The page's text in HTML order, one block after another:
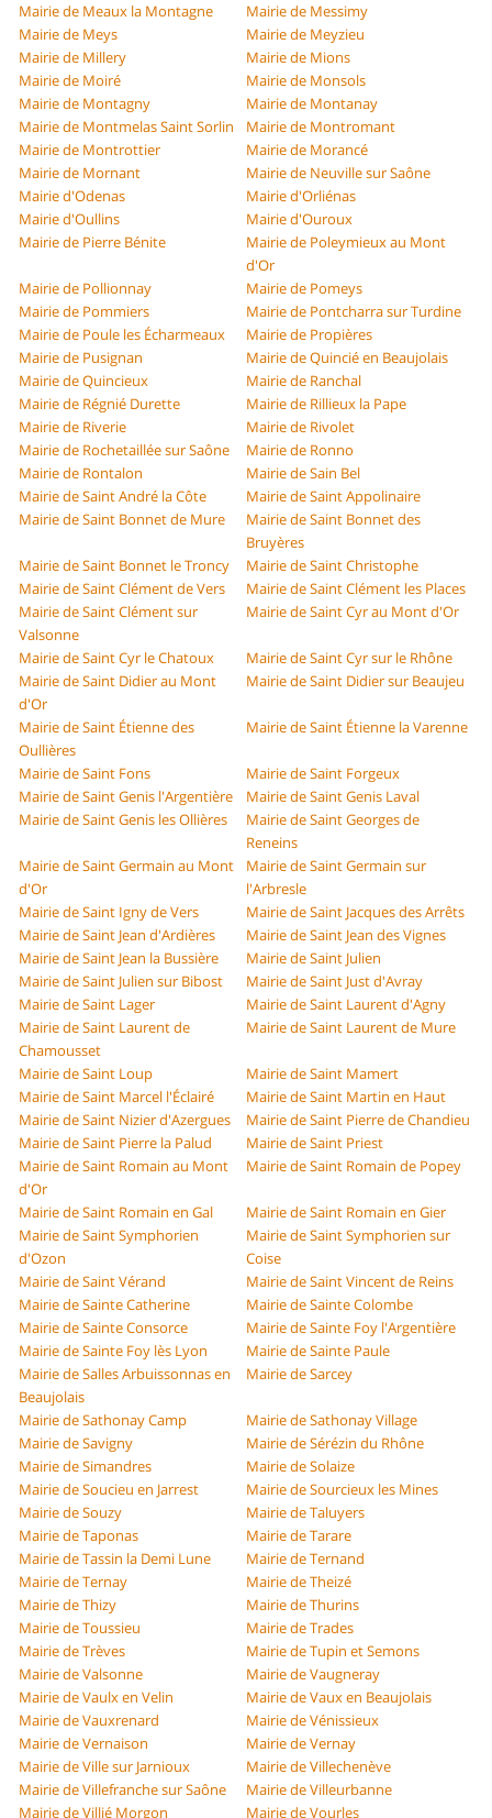
Mairie de Meaux la Montagne
Mairie de Messimy
Mairie de Meys
Mairie de Meyzieu
Mairie de Millery
Mairie de Mions
Mairie de Moiré
Mairie de Monsols
Mairie de Montagny
Mairie de Montanay
Mairie de Montmelas Saint Sorlin
Mairie de Montromant
Mairie de Montrottier
Mairie de Morancé
Mairie de Mornant
Mairie de Neuville sur Saône
Mairie d'Odenas
Mairie d'Orliénas
Mairie d'Oullins
Mairie d'Ouroux
Mairie de Pierre Bénite
Mairie de Poleymieux au Mont
d'Or
Mairie de Pollionnay
Mairie de Pomeys
Mairie de Pommiers
Mairie de Pontcharra sur Turdine
Mairie de Poule les Écharmeaux
Mairie de Propières
Mairie de Pusignan
Mairie de Quincié en Beaujolais
Mairie de Quincieux
Mairie de Ranchal
Mairie de Régnié Durette
Mairie de Rillieux la Pape
Mairie de Riverie
Mairie de Rivolet
Mairie de Rochetaillée sur Saône
Mairie de Ronno
Mairie de Rontalon
Mairie de Sain Bel
Mairie de Saint André la Côte
Mairie de Saint Appolinaire
Mairie de Saint Bonnet de Mure
Mairie de Saint Bonnet des
Bruyères
Mairie de Saint Bonnet le Troncy
Mairie de Saint Christophe
Mairie de Saint Clément de Vers
Mairie de Saint Clément les Places
Mairie de Saint Clément sur
Valsonne
Mairie de Saint Cyr au Mont d'Or
Mairie de Saint Cyr le Chatoux
Mairie de Saint Cyr sur le Rhône
Mairie de Saint Didier au Mont
d'Or
Mairie de Saint Didier sur Beaujeu
Mairie de Saint Étienne des
Oullières
Mairie de Saint Étienne la Varenne
Mairie de Saint Fons
Mairie de Saint Forgeux
Mairie de Saint Genis l'Argentière
Mairie de Saint Genis Laval
Mairie de Saint Genis les Ollières
Mairie de Saint Georges de
Reneins
Mairie de Saint Germain au Mont
d'Or
Mairie de Saint Germain sur
l'Arbresle
Mairie de Saint Igny de Vers
Mairie de Saint Jacques des Arrêts
Mairie de Saint Jean d'Ardières
Mairie de Saint Jean des Vignes
Mairie de Saint Jean la Bussière
Mairie de Saint Julien
Mairie de Saint Julien sur Bibost
Mairie de Saint Just d'Avray
Mairie de Saint Lager
Mairie de Saint Laurent d'Agny
Mairie de Saint Laurent de
Chamousset
Mairie de Saint Laurent de Mure
Mairie de Saint Loup
Mairie de Saint Mamert
Mairie de Saint Marcel l'Éclairé
Mairie de Saint Martin en Haut
Mairie de Saint Nizier d'Azergues
Mairie de Saint Pierre de Chandieu
Mairie de Saint Pierre la Palud
Mairie de Saint Priest
Mairie de Saint Romain au Mont
d'Or
Mairie de Saint Romain de Popey
Mairie de Saint Romain en Gal
Mairie de Saint Romain en Gier
Mairie de Saint Symphorien
d'Ozon
Mairie de Saint Symphorien sur
Coise
Mairie de Saint Vérand
Mairie de Saint Vincent de Reins
Mairie de Sainte Catherine
Mairie de Sainte Colombe
Mairie de Sainte Consorce
Mairie de Sainte Foy l'Argentière
Mairie de Sainte Foy lès Lyon
Mairie de Sainte Paule
Mairie de Salles Arbuissonnas en
Beaujolais
Mairie de Sarcey
Mairie de Sathonay Camp
Mairie de Sathonay Village
Mairie de Savigny
Mairie de Sérézin du Rhône
Mairie de Simandres
Mairie de Solaize
Mairie de Soucieu en Jarrest
Mairie de Sourcieux les Mines
Mairie de Souzy
Mairie de Taluyers
Mairie de Taponas
Mairie de Tarare
Mairie de Tassin la Demi Lune
Mairie de Ternand
Mairie de Ternay
Mairie de Theizé
Mairie de Thizy
Mairie de Thurins
Mairie de Toussieu
Mairie de Trades
Mairie de Trèves
Mairie de Tupin et Semons
Mairie de Valsonne
Mairie de Vaugneray
Mairie de Vaulx en Velin
Mairie de Vaux en Beaujolais
Mairie de Vauxrenard
Mairie de Vénissieux
Mairie de Vernaison
Mairie de Vernay
Mairie de Ville sur Jarnioux
Mairie de Villechenève
Mairie de Villefranche sur Saône
Mairie de Villeurbanne
Mairie de Villié Morgon
Mairie de Vourles